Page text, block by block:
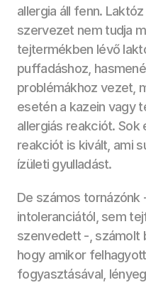
allergia áll fenn.
szervezet nem tudja
tejtermékben lévő
puffadáshoz,
problémákhoz vezet,
esetén a kazein vagy
allergiás reakciót. Sok
reakciót is kivált, ami
ízületi gyulladást.
De számos tornázónk
intoleranciától, sem
szenvedett -, számolt
hogy amikor
fogyasztásával,